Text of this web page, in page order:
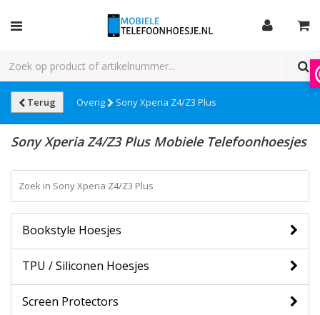
Terug Overig Sony Xperia Z4/Z3 Plus
Sony Xperia Z4/Z3 Plus Mobiele Telefoonhoesjes
Bookstyle Hoesjes
TPU / Siliconen Hoesjes
Screen Protectors